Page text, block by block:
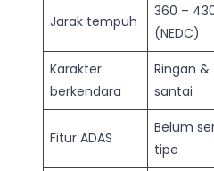
Jarak tempuh
360 –
(NEDC)
Karakter
berkendara
Ringan &
santai
Fitur ADAS
Belum
tipe